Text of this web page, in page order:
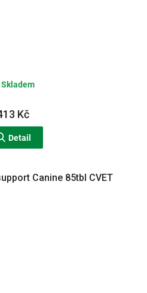
Skladem
Kč
Detail
Canine 85tbl CVET